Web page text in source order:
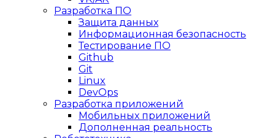
Разработка ПО
Защита данных
Информационная безопасность
Тестирование ПО
Github
Git
Linux
DevOps
Разработка приложений
Мобильных приложений
Дополненная реальность